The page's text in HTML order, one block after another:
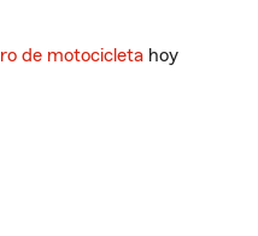
de motocicleta hoy